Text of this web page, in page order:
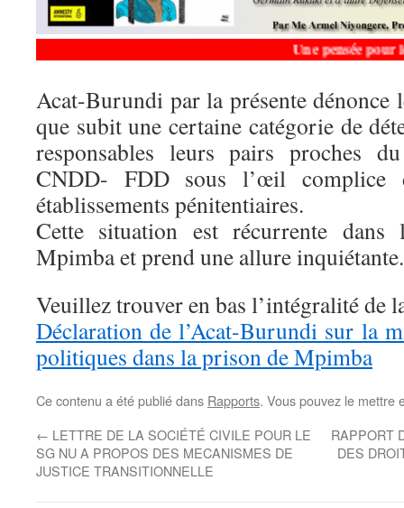
Une pensée pour
Acat-Burundi par la présente dénonce
que subit une certaine catégorie de
responsables leurs pairs proches
CNDD- FDD sous l’œil complice
établissements pénitentiaires.
Cette situation est récurrente
Mpimba et prend une allure inquiétante.
Veuillez trouver en bas l’intégralité de
Déclaration de l’Acat-Burundi sur la
politiques dans la prison de Mpimba
Ce contenu a été publié dans Rapports. Vous pouvez le mettre
← LETTRE DE LA SOCIÉTÉ CIVILE POUR LE
SG NU A PROPOS DES MECANISMES DE
JUSTICE TRANSITIONNELLE
RAPPORT
DES